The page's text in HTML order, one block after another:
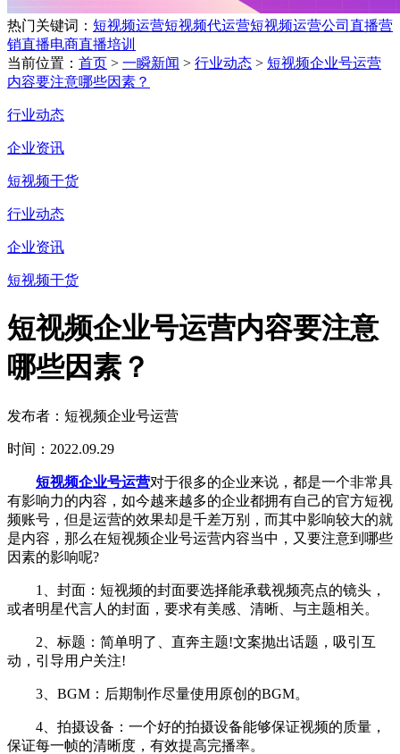
热门关键词： 短视频运营短视频代运营短视频运营公司 直播营
销直播电商直播培训
当前位置： 首页 > 一瞬新闻 > 行业动态 > 短视频企业号运营
内容要注意哪些因素？
行业动态
企业资讯
短视频干货
行业动态
企业资讯
短视频干货
短视频企业号运营内容要注意
哪些因素？
发布者：短视频企业号运营
时间：2022.09.29
短视频企业号运营对于很多的企业来说，都是一个非常具
有影响力的内容，如今越来越多的企业都拥有自己的官方短视
频账号，但是运营的效果却是千差万别，而其中影响较大的就
是内容，那么在短视频企业号运营内容当中，又要注意到哪些
因素的影响呢?
1、封面：短视频的封面要选择能承载视频亮点的镜头，
或者明星代言人的封面，要求有美感、清晰、与主题相关。
2、标题：简单明了、直奔主题!文案抛出话题，吸引互
动，引导用户关注!
3、BGM：后期制作尽量使用原创的BGM。
4、拍摄设备：一个好的拍摄设备能够保证视频的质量，
保证每一帧的清晰度，有效提高完播率。